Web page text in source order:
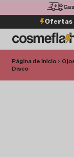
Ofertas
Página de inicio >
Disco